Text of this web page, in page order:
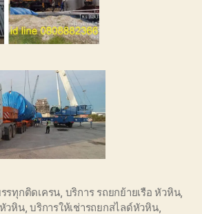
รทุกติดเครน บริการ รถยกย้ายเรือ หัวหิน,
วหิน,บริการให้เช่ารถยกสไลด์หัวหิน,